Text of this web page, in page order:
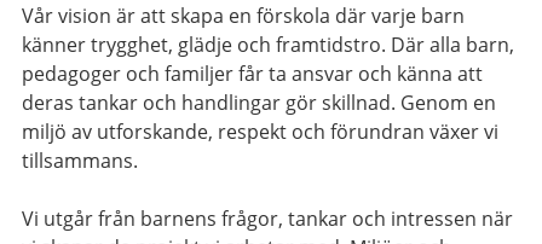
Vår vision är att skapa en förskola där varje barn
känner trygghet, glädje och framtidstro. Där alla barn,
pedagoger och familjer får ta ansvar och känna att
deras tankar och handlingar gör skillnad. Genom en
miljö av utforskande, respekt och förundran växer vi
tillsammans.
Vi utgår från barnens frågor, tankar och intressen när